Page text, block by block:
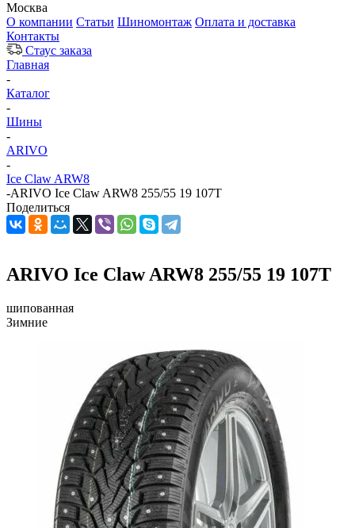
Москва
О компании Статьи Шиномонтаж Оплата и доставка
Контакты
Стаус заказа
Главная
-
Каталог
-
Шины
-
ARIVO
-
Ice Claw ARW8
-ARIVO Ice Claw ARW8 255/55 19 107T
Поделиться
ARIVO Ice Claw ARW8 255/55 19 107T
шипованная
Зимние